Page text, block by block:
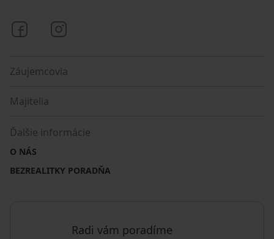
Bezrealitky na Facebooku
Záujemcovia
Majitelia
Ďalšie informácie
O NÁS
BEZREALITKY PORADŇA
Radi vám poradíme